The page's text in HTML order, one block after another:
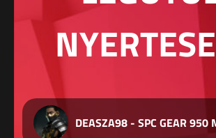
DEASZA98 - SPC GEAR 950